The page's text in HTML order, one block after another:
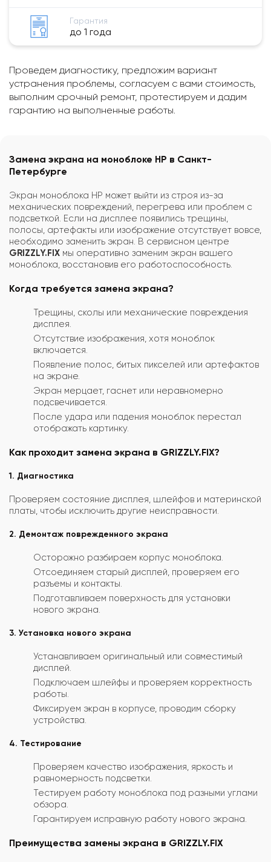
Гарантия
до 1 года
Проведем диагностику, предложим вариант
устранения проблемы, согласуем с вами стоимость,
выполним срочный ремонт, протестируем и дадим
гарантию на выполненные работы.
Замена экрана на моноблоке HP в Санкт-
Петербурге
Экран моноблока HP может выйти из строя из-за
механических повреждений, перегрева или проблем с
подсветкой. Если на дисплее появились трещины,
полосы, артефакты или изображение отсутствует вовсе,
необходимо заменить экран. В сервисном центре
GRIZZLY.FIX мы оперативно заменим экран вашего
моноблока, восстановив его работоспособность.
Когда требуется замена экрана?
Трещины, сколы или механические повреждения
дисплея.
Отсутствие изображения, хотя моноблок
включается.
Появление полос, битых пикселей или артефактов
на экране.
Экран мерцает, гаснет или неравномерно
подсвечивается.
После удара или падения моноблок перестал
отображать картинку.
Как проходит замена экрана в GRIZZLY.FIX?
1. Диагностика
Проверяем состояние дисплея, шлейфов и материнской
платы, чтобы исключить другие неисправности.
2. Демонтаж поврежденного экрана
Осторожно разбираем корпус моноблока.
Отсоединяем старый дисплей, проверяем его
разъемы и контакты.
Подготавливаем поверхность для установки
нового экрана.
3. Установка нового экрана
Устанавливаем оригинальный или совместимый
дисплей.
Подключаем шлейфы и проверяем корректность
работы.
Фиксируем экран в корпусе, проводим сборку
устройства.
4. Тестирование
Проверяем качество изображения, яркость и
равномерность подсветки.
Тестируем работу моноблока под разными углами
обзора.
Гарантируем исправную работу нового экрана.
Преимущества замены экрана в GRIZZLY.FIX